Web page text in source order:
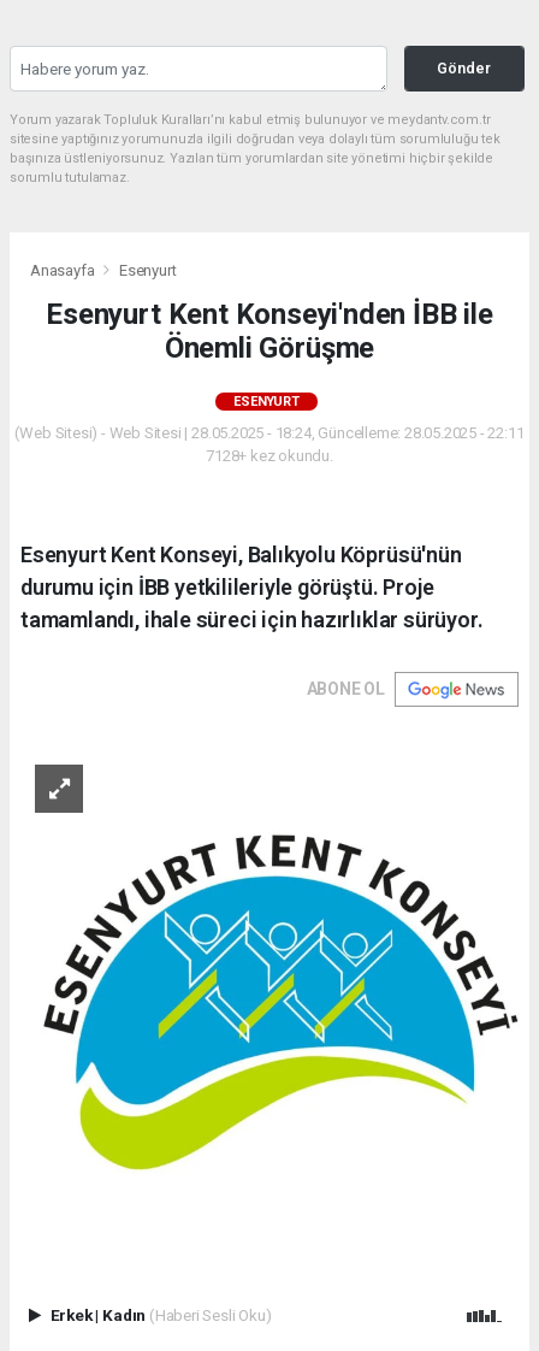
Gönder
Yorum yazarak Topluluk Kuralları’nı kabul etmiş bulunuyor ve meydantv.com.tr
sitesine yaptığınız yorumunuzla ilgili doğrudan veya dolaylı tüm sorumluluğu tek
başınıza üstleniyorsunuz. Yazılan tüm yorumlardan site yönetimi hiçbir şekilde
sorumlu tutulamaz.
Anasayfa Esenyurt
Esenyurt Kent Konseyi'nden İBB ile
Önemli Görüşme
ESENYURT
(Web Sitesi) - Web Sitesi | 28.05.2025 - 18:24, Güncelleme: 28.05.2025 - 22:11
7128+ kez okundu.
Esenyurt Kent Konseyi, Balıkyolu Köprüsü'nün
durumu için İBB yetkilileriyle görüştü. Proje
tamamlandı, ihale süreci için hazırlıklar sürüyor.
ABONE OL
Erkek| Kadın (Haberi Sesli Oku)